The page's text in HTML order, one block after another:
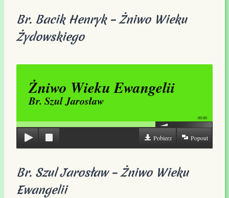
Br. Bacik Henryk – Żniwo Wieku
Żydowskiego
Żniwo Wieku Ewangelii
Br. Szul Jarosław
00:00
Popout
Pobierz
Br. Szul Jarosław – Żniwo Wieku
Ewangelii